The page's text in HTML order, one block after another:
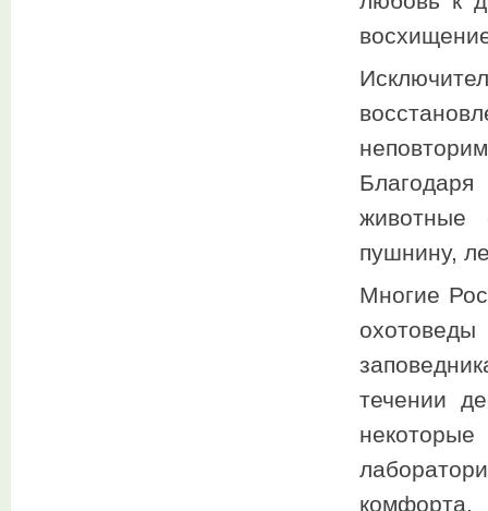
животные
пушнину,
Многие
течении